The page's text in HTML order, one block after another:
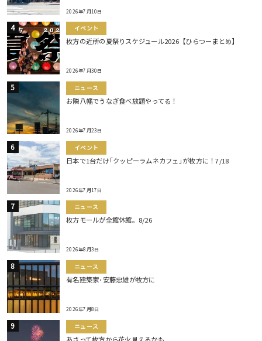
2026年7月10日
イベント
枚方の近所の夏祭りスケジュール2026【ひらつーまとめ】
2026年7月30日
ニュース
お隣八幡でうなぎ食べ放題やってる！
2026年7月23日
イベント
日本で1台だけ｢クッピーラムネカフェ｣が枚方に！7/18
2026年7月17日
ニュース
枚方モールが全館休館。8/26
2026年8月3日
ニュース
有名建築家･安藤忠雄が枚方に
2026年7月8日
ニュース
あさって枚方から花火見えるかも